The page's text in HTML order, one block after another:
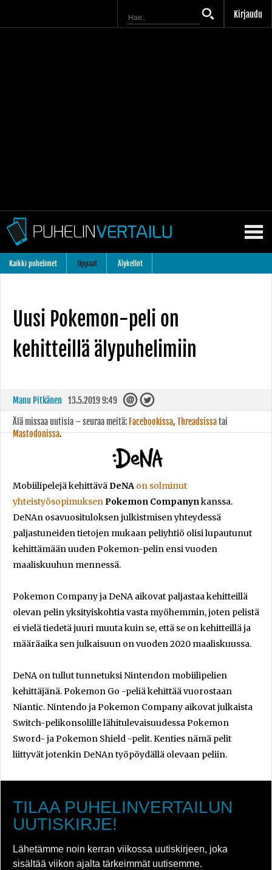
Kirjaudu
Kaikki puhelimet Oppaat Älykellot
Uusi Pokemon-peli on
kehitteillä älypuhelimiin
Manu Pitkänen 13.5.2019 9:49
Älä missaa uutisia – seuraa meitä: Facebookissa, Threadsissatai
Mastodonissa.
Mobiilipelejä kehittäväDeNA on solminut
yhteistyösopimuksenPokemon Companynkanssa.
DeNAn osavuosituloksen julkistmisen yhteydessä
paljastuneiden tietojen mukaan peliyhtiö olisi lupautunut
kehittämään uuden Pokemon-pelin ensi vuoden
maaliskuuhun mennessä.
Pokemon Company ja DeNA aikovat paljastaa kehitteillä
olevan pelin yksityiskohtia vasta myöhemmin, joten pelistä
ei vielä tiedetä juuri muuta kuin se, että se on kehitteillä ja
määräaika sen julkaisuun on vuoden 2020 maaliskuussa.
DeNA on tullut tunnetuksi Nintendon mobiilipelien
kehittäjänä. Pokemon Go -peliä kehittää vuorostaan
Niantic. Nintendo ja Pokemon Company aikovat julkaista
Switch-pelikonsolille lähitulevaisuudessa Pokemon
Sword- ja Pokemon Shield -pelit. Kenties nämä pelit
liittyvät jotenkin DeNAn työpöydällä olevaan peliin.
TILAA PUHELINVERTAILUN
UUTISKIRJE!
Lähetämme noin kerran viikossa uutiskirjeen, joka
sisältää viikon ajalta tärkeimmät uutisemme.